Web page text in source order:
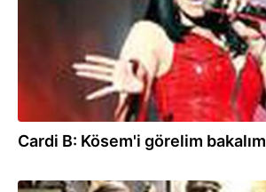
Cardi B: Kösem'i görelim bakalım